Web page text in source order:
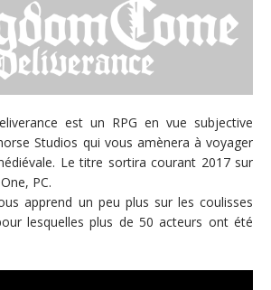
est un RPG en vue subjective
Studios qui vous amènera à voyager
Le titre sortira courant 2017 sur
PC.
apprend un peu plus sur les coulisses
lesquelles plus de 50 acteurs ont été